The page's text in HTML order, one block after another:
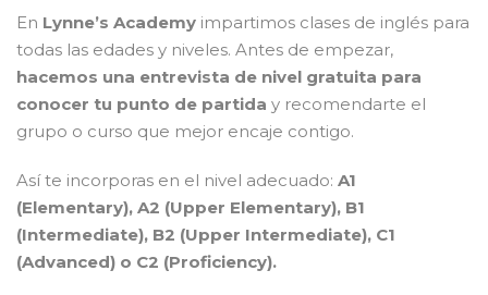
En Lynne’s Academy impartimos clases de inglés para
todas las edades y niveles. Antes de empezar,
hacemos una entrevista de nivel gratuita para
conocer tu punto de partida y recomendarte el
grupo o curso que mejor encaje contigo.
Así te incorporas en el nivel adecuado: A1
(Elementary), A2 (Upper Elementary), B1
(Intermediate), B2 (Upper Intermediate), C1
(Advanced) o C2 (Proficiency).